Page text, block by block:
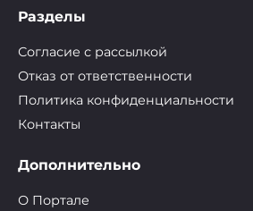
Разделы
Согласие с рассылкой
Отказ от ответственности
Политика конфиденциальности
Контакты
Дополнительно
О Портале